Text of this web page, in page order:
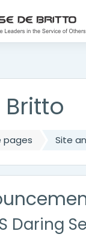
Britto
pages Site
Daring